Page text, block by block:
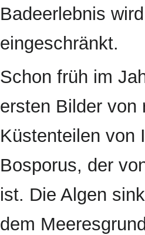
Badeerlebnis
eingeschränkt.
Schon früh im
ersten Bilder von
Küstenteilen von
Bosporus, der
ist. Die Algen
dem